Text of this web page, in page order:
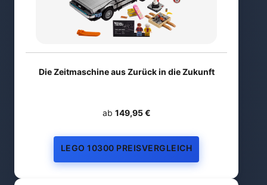
Die Zeitmaschine aus Zurück in die Zukunft
ab 149,95 €
LEGO 10300 PREISVERGLEICH